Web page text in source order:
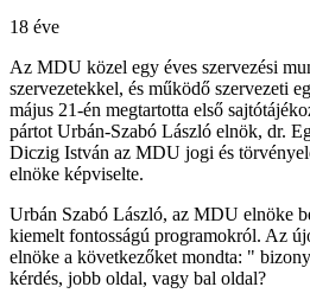
18 éve
Az MDU közel egy éves szervezési
szervezetekkel, és működő szervezeti
május 21-én megtartotta első
pártot Urbán-Szabó László elnök, dr.
Diczig István az MDU jogi és
elnöke képviselte.
Urbán Szabó László, az MDU elnöke
kiemelt fontosságú programokról. Az
elnöke a következőket mondta: "
kérdés, jobb oldal, vagy bal oldal?